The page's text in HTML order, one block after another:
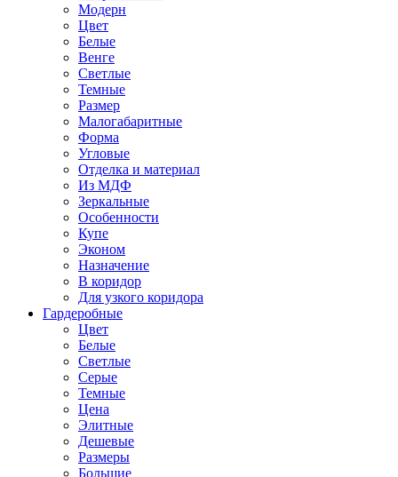
Модерн
Цвет
Белые
Венге
Светлые
Темные
Размер
Малогабаритные
Форма
Угловые
Отделка и материал
Из МДФ
Зеркальные
Особенности
Купе
Эконом
Назначение
В коридор
Для узкого коридора
Гардеробные
Цвет
Белые
Светлые
Серые
Темные
Цена
Элитные
Дешевые
Размеры
Большие